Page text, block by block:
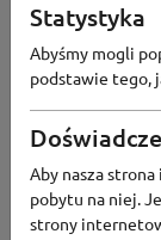
Popularne
MEDIA
LOUNGE
Statystyka
Abyśmy mogli
podstawie tego,
Aby nasza
pobytu na niej.
strony